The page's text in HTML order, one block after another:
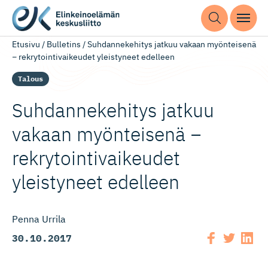
Etusivu / Bulletins /Suhdannekehitys jatkuu vakaan myönteisenä
− rekrytointivaikeudet yleistyneet edelleen
Talous
Suhdannekehitys jatkuu
vakaan myönteisenä −
rekrytoin­ti­vai­keudet
yleistyneet edelleen
Penna Urrila
30.10.2017